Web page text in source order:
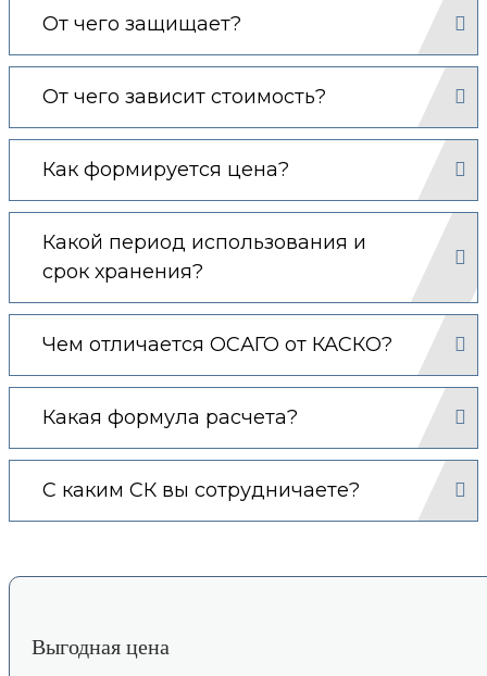
От чего защищает?
От чего зависит стоимость?
Как формируется цена?
Какой период использования и
срок хранения?
Чем отличается ОСАГО от КАСКО?
Какая формула расчета?
С каким СК вы сотрудничаете?
Выгодная цена